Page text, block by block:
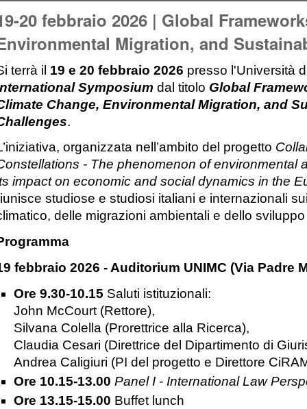
20 febbraio 2026 | Global
Migration, and
terrà il 19 e 20 febbraio 2026 presso l'Università
Symposium dal titolo Global
Change, Environmental Migration, and
.
organizzata nell’ambito del progetto
- The phenomenon of environmental
impact on economic and social dynamics in the
studiose e studiosi italiani e internazionali
delle migrazioni ambientali e dello
febbraio 2026 - Auditorium UNIMC (Via Padre
Ore 9.30-10.15 Saluti istituzionali:
John McCourt (Rettore),
Silvana Colella (Prorettrice alla Ricerca),
Claudia Cesari (Direttrice del Dipartimento di
Andrea Caligiuri (PI del progetto e Direttore
Ore 10.15-13.00 Panel I - International Law
Ore 13.15-15.00 Buffet lunch